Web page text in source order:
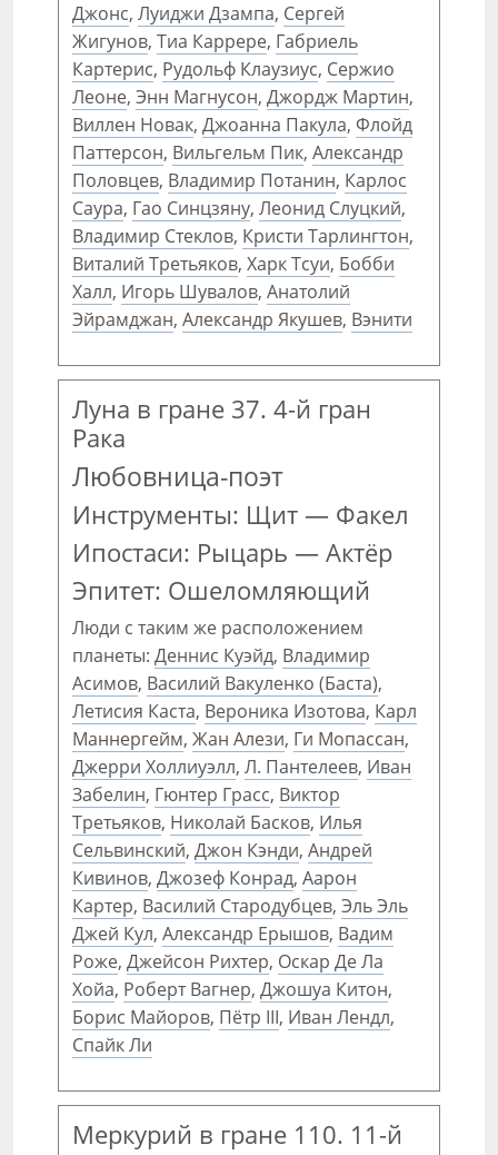
Джонс, Луиджи Дзампа, Сергей
Жигунов, Тиа Каррере, Габриель
Картерис, Рудольф Клаузиус, Сержио
Леоне, Энн Магнусон, Джордж Мартин,
Виллен Новак, Джоанна Пакула, Флойд
Паттерсон, Вильгельм Пик, Александр
Половцев, Владимир Потанин, Карлос
Саура, Гао Синцзяну, Леонид Слуцкий,
Владимир Стеклов, Кристи Тарлингтон,
Виталий Третьяков, Харк Тсуи, Бобби
Халл, Игорь Шувалов, Анатолий
Эйрамджан, Александр Якушев, Вэнити
Луна в гране 37. 4-й гран
Рака
Любовница-поэт
Инструменты: Щит — Факел
Ипостаси: Рыцарь — Актёр
Эпитет: Ошеломляющий
Люди с таким же расположением
планеты: Деннис Куэйд, Владимир
Асимов, Василий Вакуленко (Баста),
Летисия Каста, Вероника Изотова, Карл
Маннергейм, Жан Алези, Ги Мопассан,
Джерри Холлиуэлл, Л. Пантелеев, Иван
Забелин, Гюнтер Грасс, Виктор
Третьяков, Николай Басков, Илья
Сельвинский, Джон Кэнди, Андрей
Кивинов, Джозеф Конрад, Аарон
Картер, Василий Стародубцев, Эль Эль
Джей Кул, Александр Ерышов, Вадим
Роже, Джейсон Рихтер, Оскар Де Ла
Хойа, Роберт Вагнер, Джошуа Китон,
Борис Майоров, Пётр III, Иван Лендл,
Спайк Ли
Меркурий в гране 110. 11-й